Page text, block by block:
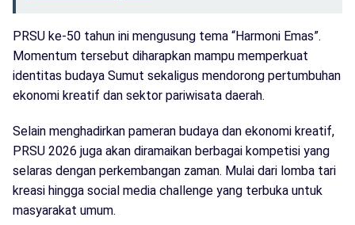
PRSU ke-50 tahun ini mengusung tema “Harmoni Emas”.
Momentum tersebut diharapkan mampu memperkuat
identitas budaya Sumut sekaligus mendorong pertumbuhan
ekonomi kreatif dan sektor pariwisata daerah.
Selain menghadirkan pameran budaya dan ekonomi kreatif,
PRSU 2026 juga akan diramaikan berbagai kompetisi yang
selaras dengan perkembangan zaman. Mulai dari lomba tari
kreasi hingga social media challenge yang terbuka untuk
masyarakat umum.